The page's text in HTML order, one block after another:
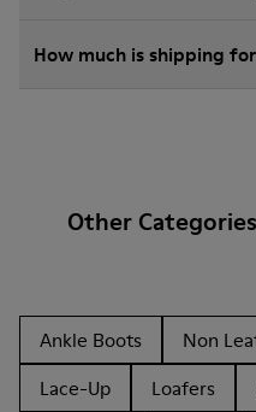
How much is shipping
Other Categories
Ankle Boots Non
Lace-Up
Loafers